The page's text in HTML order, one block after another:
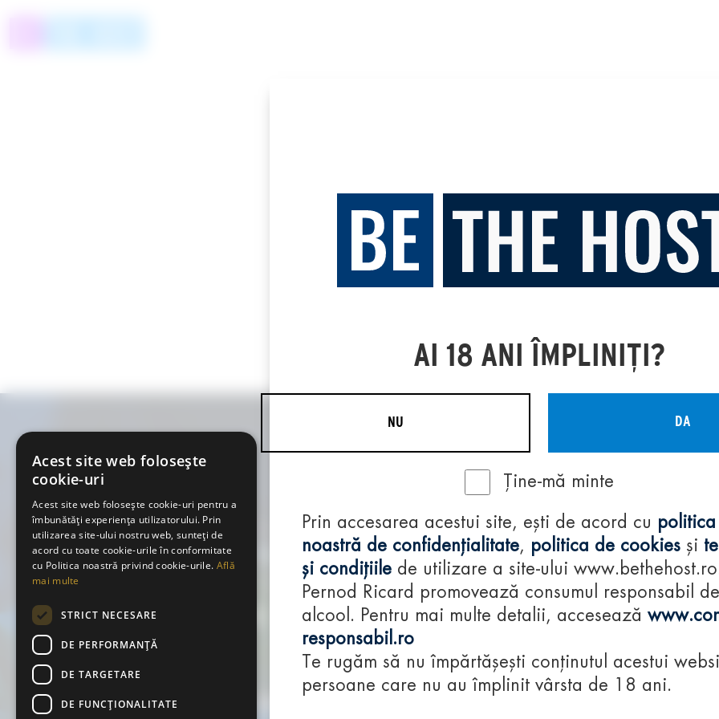
consumă-
AI 18 ANI ÎMPLINIȚI?
NU DA
Ține-mă minte
Prin accesarea acestui site, ești de acord cu politica
noastră de confidențialitate, politica de cookies și
și condițiile de utilizare a site-ului
Pernod Ricard promovează consumul responsabil de
alcool. Pentru mai multe detalii, accesează
responsabil.ro
Te rugăm să nu împărtășești conținutul acestui
persoane care nu au împlinit vârsta de 18 ani.
Acest site web folosește
cookie-uri
Acest site web folosește cookie-uri pentru a
îmbunătăți experiența utilizatorului. Prin
utilizarea site-ului nostru web, sunteți de
acord cu toate cookie-urile în conformitate
cu Politica noastră privind cookie-urile. Află
mai multe
STRICT NECESARE
DE PERFORMANȚĂ
DE TARGETARE
DE FUNCŢIONALITATE